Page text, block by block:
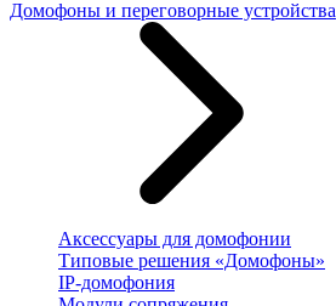
Домофоны и переговорные устройства
Аксессуары для домофонии
Типовые решения «Домофоны»
IP-домофония